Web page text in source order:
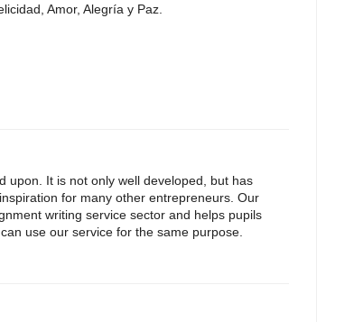
Amor, Alegría y Paz.
upon. It is not only well developed, but has
for many other entrepreneurs. Our
writing service sector and helps pupils
use our service for the same purpose.